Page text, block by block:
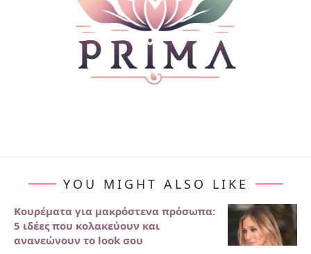
YOU MIGHT ALSO LIKE
Κουρέματα για μακρόστενα πρόσωπα:
5 ιδέες που κολακεύουν και
ανανεώνουν το look σου